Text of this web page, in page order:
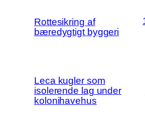
Rottesikring af
bæredygtigt byggeri
Leca kugler som
isolerende lag under
kolonihavehus